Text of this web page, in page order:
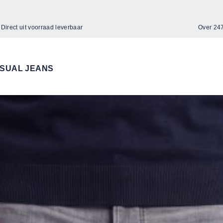
Direct uit voorraad leverbaar Over
JEANS